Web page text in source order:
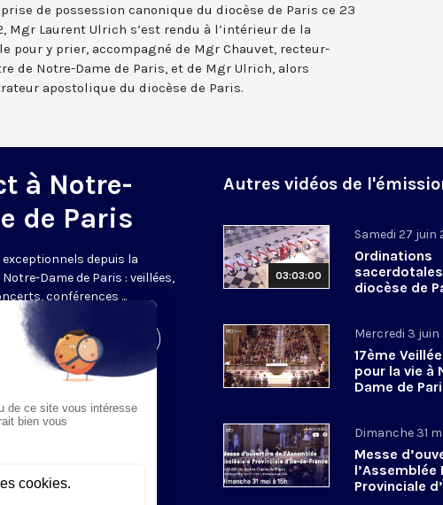
de possession canonique du diocèse de Paris ce 23
Mgr Laurent Ulrich s’est rendu à l’intérieur de la
pour y prier, accompagné de Mgr Chauvet, recteur-
de Notre-Dame de Paris, et de Mgr Ulrich, alors
apostolique du diocèse de Paris.
à Notre-
de Paris
depuis la
Dame de Paris : veillées,
conférences ...
la page de l'émission
Autres vidéos de
03:03:00
Samedi 27 juin
Ordinations
diocèse de
Mercredi 3 juin
17ème
pour la vie à
Dame de
Dimanche 31
Messe
l’Assemblée
Provinciale
France à